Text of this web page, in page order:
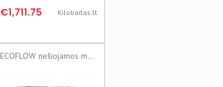
(PowerHouse 2048Wh)
€1,711.75 Kilobaitas.lt
ECOFLOW nešiojamos maitinimo stotys